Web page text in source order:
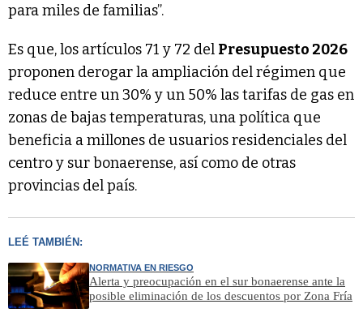
para miles de familias”.
Es que, los artículos 71 y 72 del Presupuesto 2026
proponen derogar la ampliación del régimen que
reduce entre un 30% y un 50% las tarifas de gas en
zonas de bajas temperaturas, una política que
beneficia a millones de usuarios residenciales del
centro y sur bonaerense, así como de otras
provincias del país.
LEÉ TAMBIÉN:
NORMATIVA EN RIESGO
Alerta y preocupación en el sur bonaerense ante la
posible eliminación de los descuentos por Zona Fría